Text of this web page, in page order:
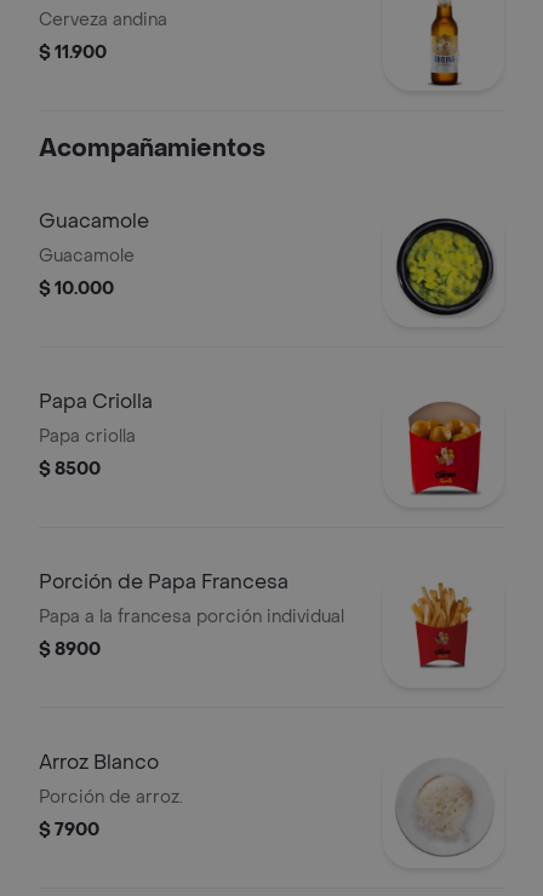
Cerveza andina
$ 11.900
Acompañamientos
Guacamole
Guacamole
$ 10.000
Papa Criolla
Papa criolla
$ 8500
Porción de Papa Francesa
Papa a la francesa porción individual
$ 8900
Arroz Blanco
Porción de arroz.
$ 7900